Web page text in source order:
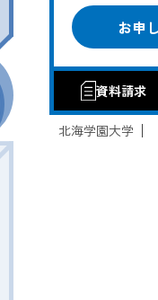
お申
資料請求
北海学園大学